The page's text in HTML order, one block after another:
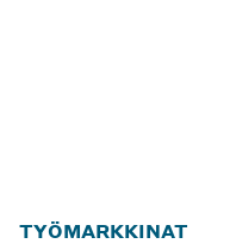
TYÖMARKKINAT